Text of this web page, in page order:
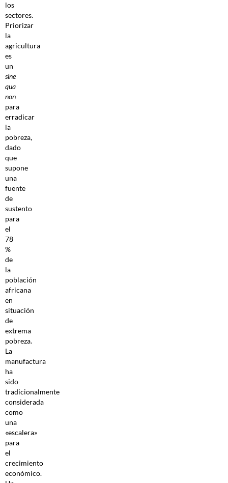
los
sectores.
Priorizar
la
agricultura
es
un
sine
qua
non
para
erradicar
la
pobreza,
dado
que
supone
una
fuente
de
sustento
para
el
78
%
de
la
población
africana
en
situación
de
extrema
pobreza.
La
manufactura
ha
sido
tradicionalmente
considerada
como
una
«escalera»
para
el
crecimiento
económico.